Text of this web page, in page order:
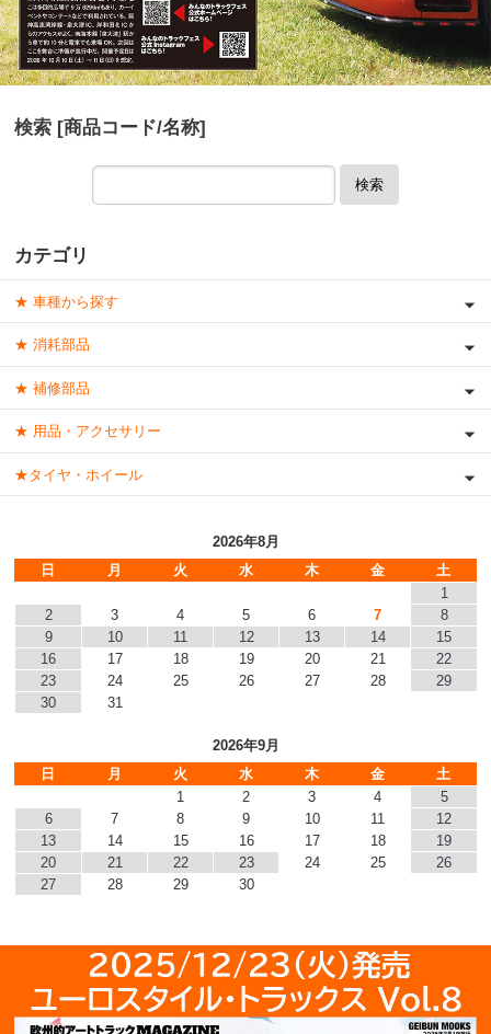
検索 [商品コード/名称]
検索
カテゴリ
★ 車種から探す
★ 消耗部品
★ 補修部品
★ 用品・アクセサリー
★タイヤ・ホイール
2026年8月
日
月 火 水 木 金
土
1
2
3 4 5 6 7
8
9
10 11 12 13 14
15
16
17 18 19 20 21
22
23
24 25 26 27 28
29
30
31
2026年9月
日
月 火 水 木 金
土
1
2 3 4
5
6
7 8 9 10 11
12
13
14 15 16 17 18
19
20
21 22 23 24 25
26
27
28 29 30